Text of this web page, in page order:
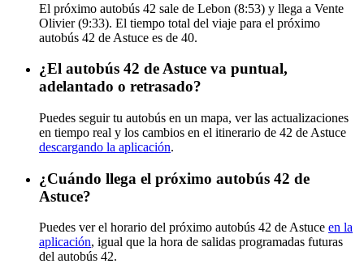
El próximo autobús 42 sale de Lebon (8:53) y llega a Vente
Olivier (9:33). El tiempo total del viaje para el próximo
autobús 42 de Astuce es de 40.
¿El autobús 42 de Astuce va puntual,
adelantado o retrasado?
Puedes seguir tu autobús en un mapa, ver las actualizaciones
en tiempo real y los cambios en el itinerario de 42 de Astuce
descargando la aplicación.
¿Cuándo llega el próximo autobús 42 de
Astuce?
Puedes ver el horario del próximo autobús 42 de Astuce en la
aplicación, igual que la hora de salidas programadas futuras
del autobús 42.